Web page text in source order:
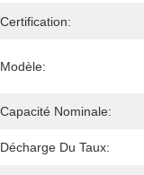
Certification:
Modèle:
Capacité Nominale:
Décharge Du Taux: